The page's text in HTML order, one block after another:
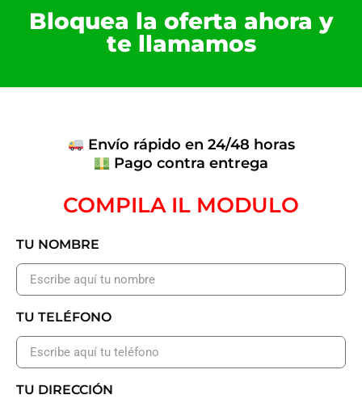
Bloquea la oferta ahora y
te llamamos
Envío rápido en 24/48 horas
Pago contra entrega
COMPILA IL MODULO
TU NOMBRE
TU TELÉFONO
TU DIRECCIÓN